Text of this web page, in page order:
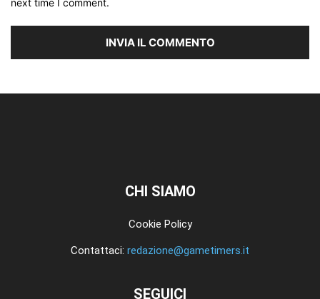
next time I comment.
CHI SIAMO
Cookie Policy
Contattaci: redazione@gametimers.it
SEGUICI